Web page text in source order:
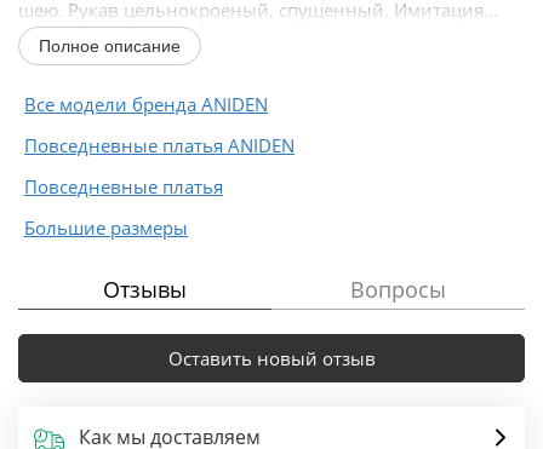
шею. Рукав цельнокроеный, спущенный. Имитация...
Полное описание
Все модели бренда ANIDEN
Повседневные платья ANIDEN
Повседневные платья
Большие размеры
Отзывы Вопросы
Оставить новый отзыв
Как мы доставляем